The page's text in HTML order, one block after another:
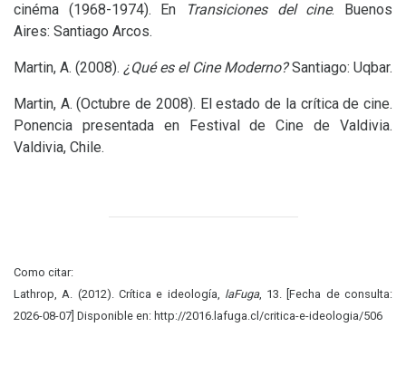
cinéma (1968-1974). En
Transiciones del cine. Buenos
Aires: Santiago Arcos.
Martin, A. (2008). ¿Qué es el Cine Moderno?Santiago: Uqbar.
Martin, A. (Octubre de 2008). El estado de la crítica de cine.
Ponencia presentada en Festival de Cine de Valdivia.
Valdivia, Chile.
Como citar:
Lathrop, A. (2012). Crítica e ideología, laFuga, 13. [Fecha de consulta:
2026-08-07] Disponible en: http://2016.lafuga.cl/critica-e-ideologia/506